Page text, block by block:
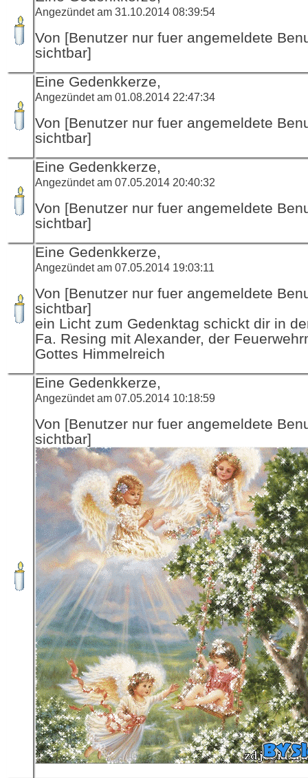
Angezündet am 31.10.2014 08:39:54
Von [Benutzer nur fuer angemeldete
sichtbar]
Eine Gedenkkerze,
Angezündet am 01.08.2014 22:47:34
Von [Benutzer nur fuer angemeldete
sichtbar]
Eine Gedenkkerze,
Angezündet am 07.05.2014 20:40:32
Von [Benutzer nur fuer angemeldete
sichtbar]
Eine Gedenkkerze,
Angezündet am 07.05.2014 19:03:11
Von [Benutzer nur fuer angemeldete
sichtbar]
ein Licht zum Gedenktag schickt dir in
Fa. Resing mit Alexander, der
Gottes Himmelreich
Eine Gedenkkerze,
Angezündet am 07.05.2014 10:18:59
Von [Benutzer nur fuer angemeldete
sichtbar]